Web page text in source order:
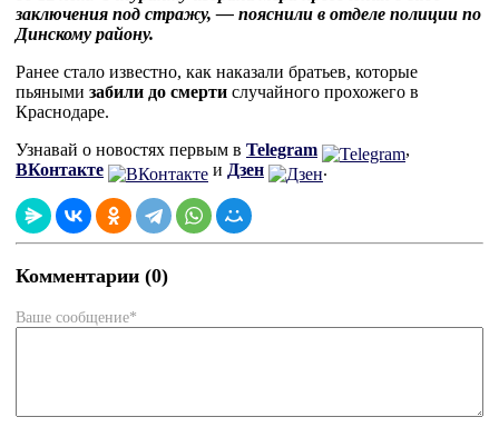
заключения под стражу, — пояснили в отделе полиции по
Динскому району.
Ранее стало известно, как наказали братьев, которые
пьяными забили до смерти случайного прохожего в
Краснодаре.
Узнавай о новостях первым в Telegram
,
ВКонтакте
и Дзен .
Комментарии (0)
Ваше сообщение*